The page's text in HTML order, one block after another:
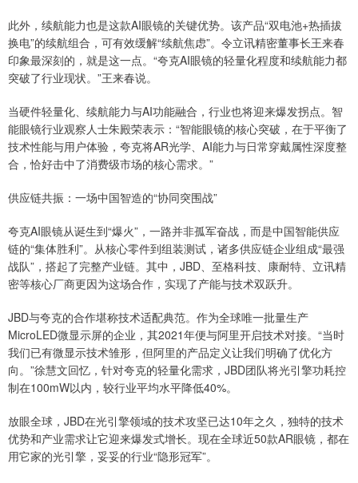
此外，续航能力也是这款AI眼镜的关键优势。该产品“双电池+热插拔
换电”的续航组合，可有效缓解“续航焦虑”。令立讯精密董事长王来春
印象最深刻的，就是这一点。“夸克AI眼镜的轻量化程度和续航能力都
突破了行业现状。”王来春说。
当硬件轻量化、续航能力与AI功能融合，行业也将迎来爆发拐点。智
能眼镜行业观察人士朱殿荣表示：“智能眼镜的核心突破，在于平衡了
技术性能与用户体验，夸克将AR光学、AI能力与日常穿戴属性深度整
合，恰好击中了消费级市场的核心需求。”
供应链共振：一场中国智造的“协同突围战”
夸克AI眼镜从诞生到“爆火”，一路并非孤军奋战，而是中国智能供应
链的“集体胜利”。从核心零件到组装测试，诸多供应链企业组成“最强
战队”，搭起了完整产业链。其中，JBD、至格科技、康耐特、立讯精
密等核心厂商更因为这场合作，实现了产能与技术双跃升。
JBD与夸克的合作堪称技术适配典范。作为全球唯一批量生产
MicroLED微显示屏的企业，其2021年便与阿里开启技术对接。“当时
我们已有微显示技术雏形，但阿里的产品定义让我们明确了优化方
向。”徐慧文回忆，针对夸克的轻量化需求，JBD团队将光引擎功耗控
制在100mW以内，较行业平均水平降低40%。
放眼全球，JBD在光引擎领域的技术攻坚已达10年之久，独特的技术
优势和产业需求让它迎来爆发式增长。现在全球近50款AR眼镜，都在
用它家的光引擎，妥妥的行业“隐形冠军”。